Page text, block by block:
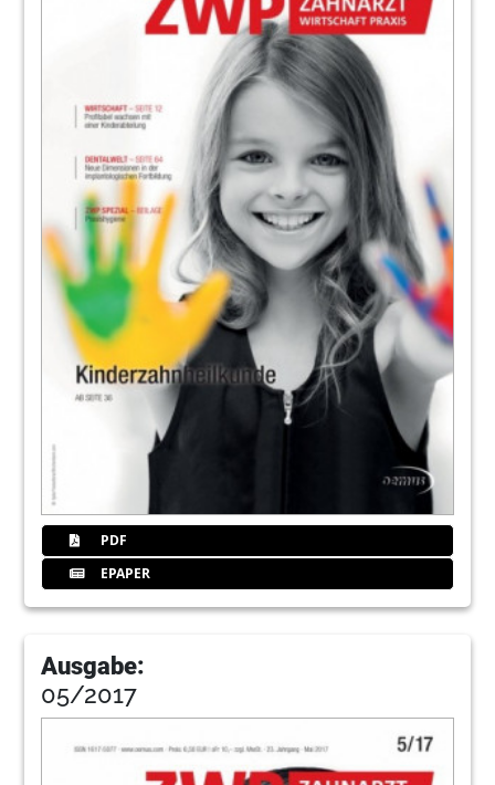
PDF
EPAPER
Ausgabe:
05/2017